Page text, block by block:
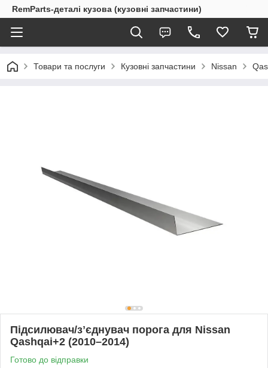
RemParts-деталі кузова (кузовні запчастини)
Товари та послуги Кузовні запчастини Nissan
Підсилювач/зʼєднувач порога для Nissan
Qashqai+2 (2010–2014)
Готово до відправки